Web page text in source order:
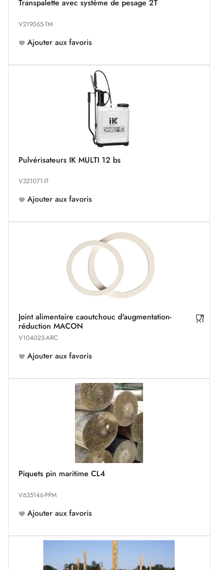
Transpalette avec système de pesage 2T
V219065-TM
Ajouter aux favoris
Pulvérisateurs IK MULTI 12 bs
V321071-IT
Ajouter aux favoris
Joint alimentaire caoutchouc d'augmentation-
réduction MACON
V104023-ARC
Ajouter aux favoris
Piquets pin maritime CL4
V635146-PPM
Ajouter aux favoris